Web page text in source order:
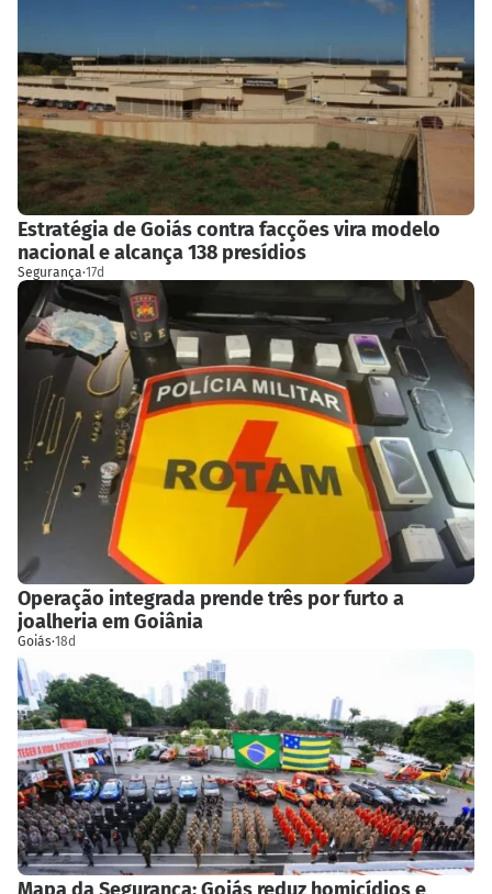
Estratégia de Goiás contra facções vira modelo
nacional e alcança 138 presídios
Segurança·17d
Operação integrada prende três por furto a
joalheria em Goiânia
Goiás·18d